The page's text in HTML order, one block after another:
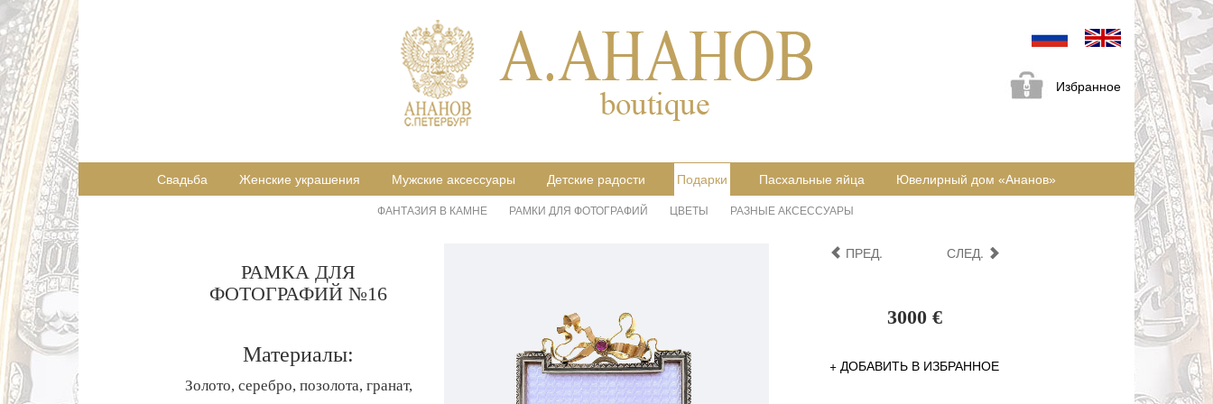
Избранное
Свадьба Женские украшения Мужские аксессуары Детские радости Подарки Пасхальные яйца Ювелирный дом «Ананов»
ФАНТАЗИЯ В КАМНЕ РАМКИ ДЛЯ ФОТОГРАФИЙ ЦВЕТЫ РАЗНЫЕ АКСЕССУАРЫ
РАМКА ДЛЯ
ФОТОГРАФИЙ №16
Материалы:
Золото, серебро, позолота, гранат,
ПРЕД. СЛЕД.
3000 €
+ ДОБАВИТЬ В ИЗБРАННОЕ